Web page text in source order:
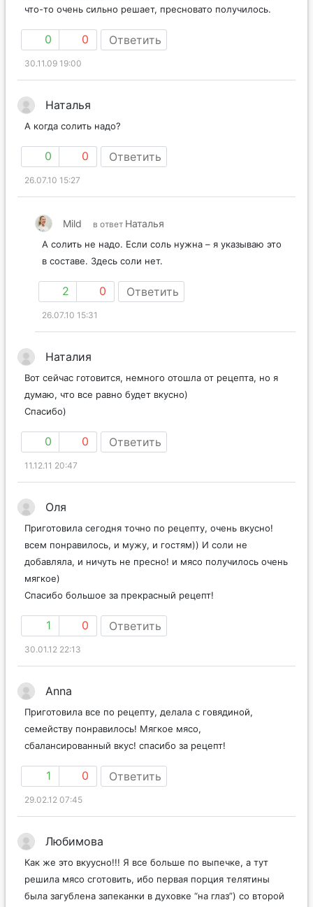
что-то очень сильно решает, пресновато получилось.
0 0 Ответить
30.11.09 19:00
Наталья
А когда солить надо?
0 0 Ответить
26.07.10 15:27
Mild в ответ Наталья
А солить не надо. Если соль нужна – я указываю это
в составе. Здесь соли нет.
2 0 Ответить
26.07.10 15:31
Наталия
Вот сейчас готовится, немного отошла от рецепта, но я
думаю, что все равно будет вкусно)
Спасибо)
0 0 Ответить
11.12.11 20:47
Оля
Приготовила сегодня точно по рецепту, очень вкусно!
всем понравилось, и мужу, и гостям)) И соли не
добавляла, и ничуть не пресно! и мясо получилось очень
мягкое)
Спасибо большое за прекрасный рецепт!
1 0 Ответить
30.01.12 22:13
Anna
Приготовила все по рецепту, делала с говядиной,
семейству понравилось! Мягкое мясо,
сбалансированный вкус! спасибо за рецепт!
1 0 Ответить
29.02.12 07:45
Любимова
Как же это вкуусно!!! Я все больше по выпечке, а тут
решила мясо сготовить, ибо первая порция телятины
была загублена запеканки в духовке “на глаз”) со второй